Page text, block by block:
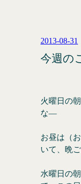
2013-08-31
今週の
火曜日の
な―
お昼は（
いて、晩
水曜日の